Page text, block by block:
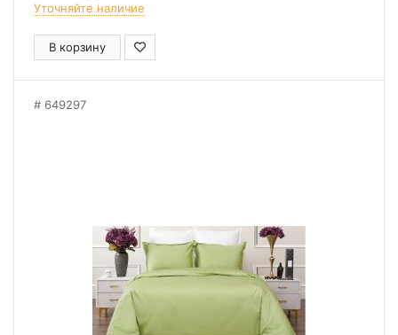
Уточняйте наличие
В корзину
649297